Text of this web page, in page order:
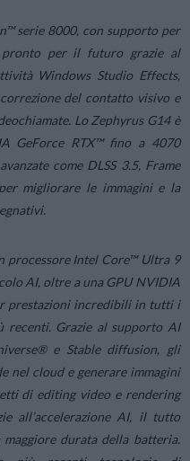
serie 8000, con supporto per
pronto per il futuro grazie al
Windows Studio Effects,
del contatto visivo e
Lo Zephyrus G14 è
GeForce RTX™ fino a 4070
come DLSS 3.5, Frame
migliorare le immagini e la
processore Intel Core™ Ultra 9
AI, oltre a una GPU NVIDIA
prestazioni incredibili in tutti i
recenti. Grazie al supporto AI
e Stable diffusion, gli
nel cloud e generare immagini
di editing video e rendering
all’accelerazione AI, il tutto
durata della batteria.